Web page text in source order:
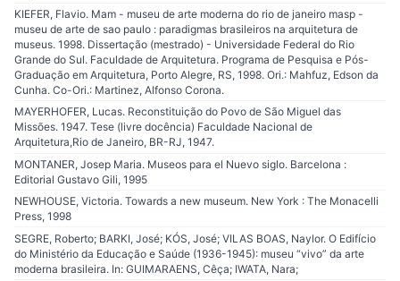
KIEFER, Flavio. Mam - museu de arte moderna do rio de janeiro masp -
museu de arte de sao paulo : paradigmas brasileiros na arquitetura de
museus. 1998. Dissertação (mestrado) - Universidade Federal do Rio
Grande do Sul. Faculdade de Arquitetura. Programa de Pesquisa e Pós-
Graduação em Arquitetura, Porto Alegre, RS, 1998. Ori.: Mahfuz, Edson da
Cunha. Co-Ori.: Martinez, Alfonso Corona.
MAYERHOFER, Lucas. Reconstituição do Povo de São Miguel das
Missões. 1947. Tese (livre docência) Faculdade Nacional de
Arquitetura,Rio de Janeiro, BR-RJ, 1947.
MONTANER, Josep Maria. Museos para el Nuevo siglo. Barcelona :
Editorial Gustavo Gili, 1995
NEWHOUSE, Victoria. Towards a new museum. New York : The Monacelli
Press, 1998
SEGRE, Roberto; BARKI, José; KÓS, José; VILAS BOAS, Naylor. O Edifício
do Ministério da Educação e Saúde (1936-1945): museu “vivo” da arte
moderna brasileira. In: GUIMARAENS, Cêça; IWATA, Nara;